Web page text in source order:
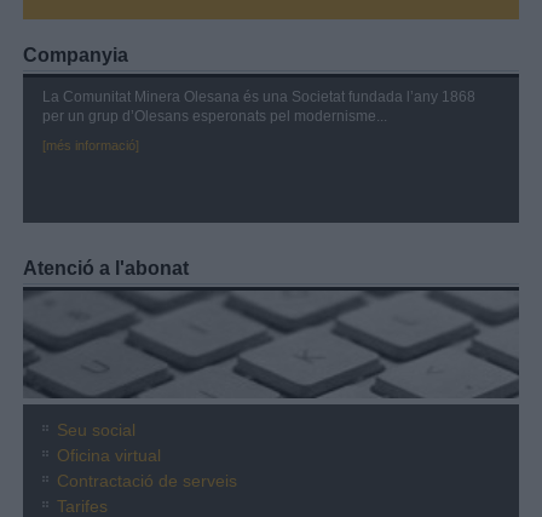
Companyia
La Comunitat Minera Olesana és una Societat fundada l’any 1868
per un grup d’Olesans esperonats pel modernisme...
[més informació]
Atenció a l'abonat
Seu social
Oficina virtual
Contractació de serveis
Tarifes